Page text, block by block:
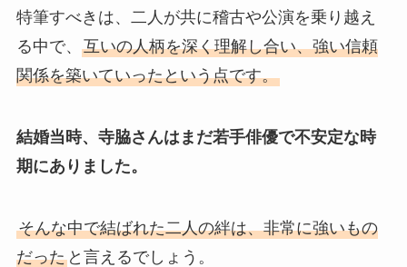
特筆すべきは、二人が共に稽古や公演を乗り越え
る中で、 互いの人柄を深く理解し合い、強い信頼
関係を築いていったという点です。
結婚当時、寺脇さんはまだ若手俳優で不安定な時
期にありました。
そんな中で結ばれた二人の絆は、非常に強いもの
だったと言えるでしょう。